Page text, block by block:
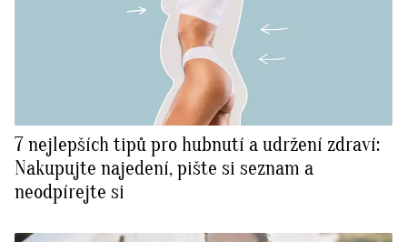
7 nejlepších tipů pro hubnutí a udržení zdraví:
Nakupujte najedení, pište si seznam a
neodpírejte si